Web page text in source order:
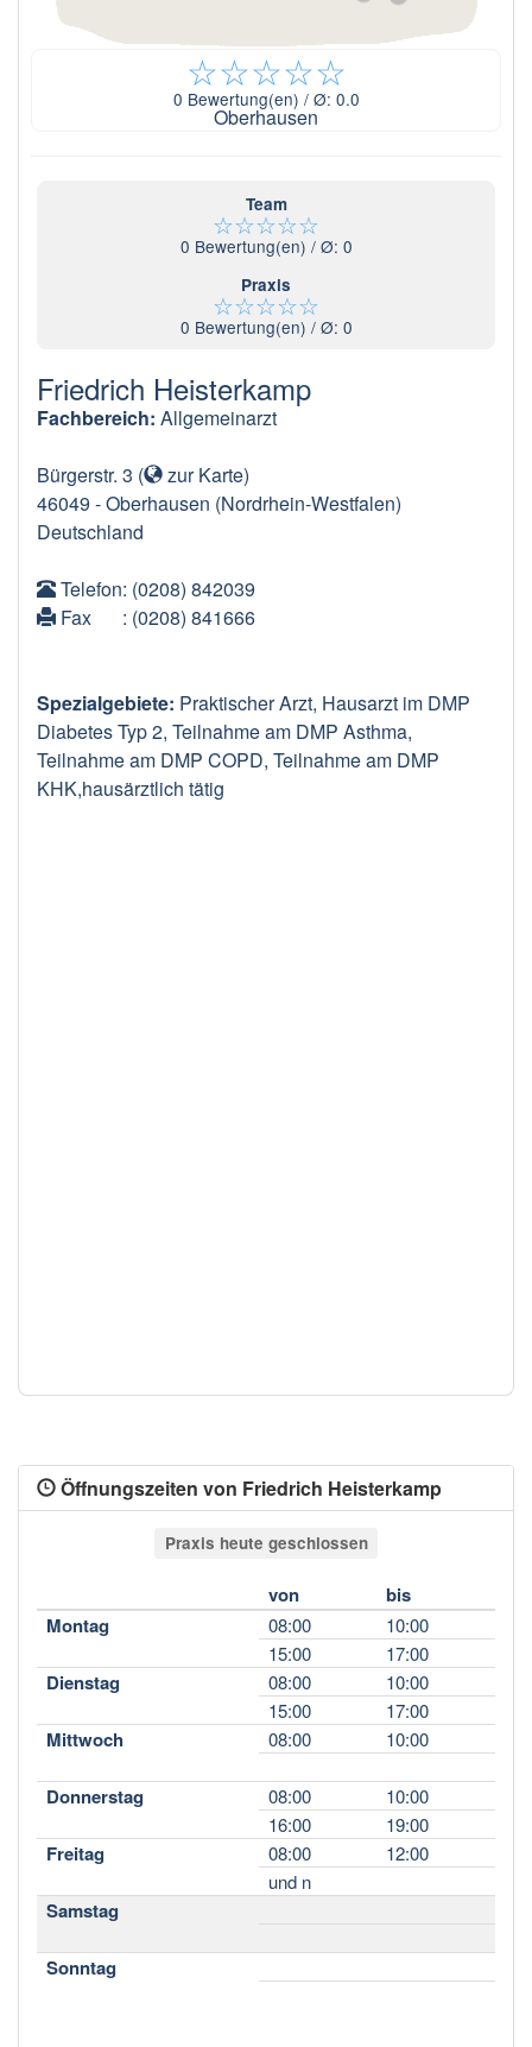
☆☆☆☆☆
0 Bewertung(en) / Ø: 0.0
Oberhausen
Team
☆☆☆☆☆
0 Bewertung(en) / Ø: 0
Praxis
☆☆☆☆☆
0 Bewertung(en) / Ø: 0
Friedrich Heisterkamp
Fachbereich: Allgemeinarzt
Bürgerstr. 3 ( zur Karte)
46049 -Oberhausen (Nordrhein-Westfalen)
Deutschland
Telefon: (0208) 842039
Fax
: (0208) 841666
Spezialgebiete: Praktischer Arzt, Hausarzt im DMP
Diabetes Typ 2, Teilnahme am DMP Asthma,
Teilnahme am DMP COPD, Teilnahme am DMP
KHK,hausärztlich tätig
Öffnungszeiten von Friedrich Heisterkamp
Praxis heute geschlossen
von
bis
Montag
08:00
10:00
15:00
17:00
Dienstag 08:00
10:00
15:00
17:00
Mittwoch 08:00 10:00
Donnerstag 08:00
10:00
16:00
19:00
Freitag 08:00
12:00
und n
Samstag
Sonntag